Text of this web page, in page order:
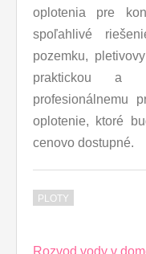
oplotenia pre
spoľahlivé
pozemku,
praktickou a
profesionálnemu
oplotenie, ktoré
cenovo dostupné.
PLOTY
Post